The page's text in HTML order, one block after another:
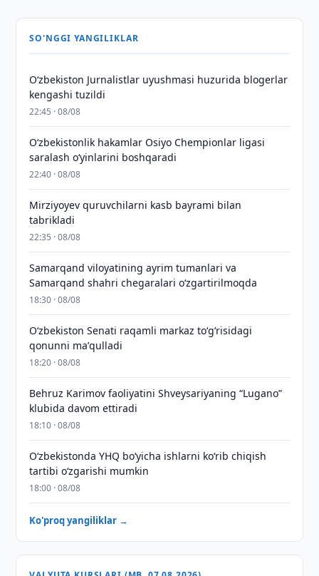
SO'NGGI YANGILIKLAR
O‘zbekiston Jurnalistlar uyushmasi huzurida blogerlar
kengashi tuzildi
22:45 · 08/08
O‘zbekistonlik hakamlar Osiyo Chempionlar ligasi
saralash o‘yinlarini boshqaradi
22:40 · 08/08
Mirziyoyev quruvchilarni kasb bayrami bilan
tabrikladi
22:35 · 08/08
Samarqand viloyatining ayrim tumanlari va
Samarqand shahri chegaralari oʻzgartirilmoqda
18:30 · 08/08
Oʻzbekiston Senati raqamli markaz toʻgʻrisidagi
qonunni maʼqulladi
18:20 · 08/08
Behruz Karimov faoliyatini Shveysariyaning “Lugano”
klubida davom ettiradi
18:10 · 08/08
O‘zbekistonda YHQ bo‘yicha ishlarni ko‘rib chiqish
tartibi o‘zgarishi mumkin
18:00 · 08/08
Ko'proq yangiliklar →